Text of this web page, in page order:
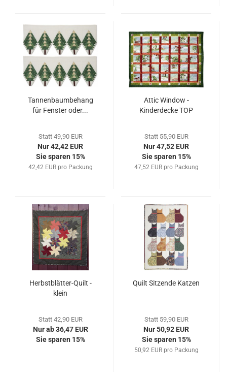
Tannenbaumbehang
für Fenster oder...
Statt 49,90 EUR
Nur 42,42 EUR
Sie sparen 15%
42,42 EUR pro Packung
Attic Window -
Kinderdecke TOP
Statt 55,90 EUR
Nur 47,52 EUR
Sie sparen 15%
47,52 EUR pro Packung
Herbstblätter-Quilt -
klein
Statt 42,90 EUR
Nur ab 36,47 EUR
Sie sparen 15%
Quilt Sitzende Katzen
Statt 59,90 EUR
Nur 50,92 EUR
Sie sparen 15%
50,92 EUR pro Packung